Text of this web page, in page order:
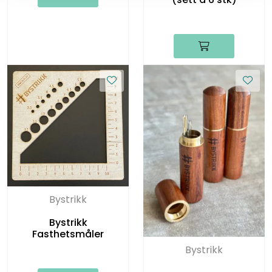
Bystrikk
Bystrikk
Fasthetsmåler
Bystrikk